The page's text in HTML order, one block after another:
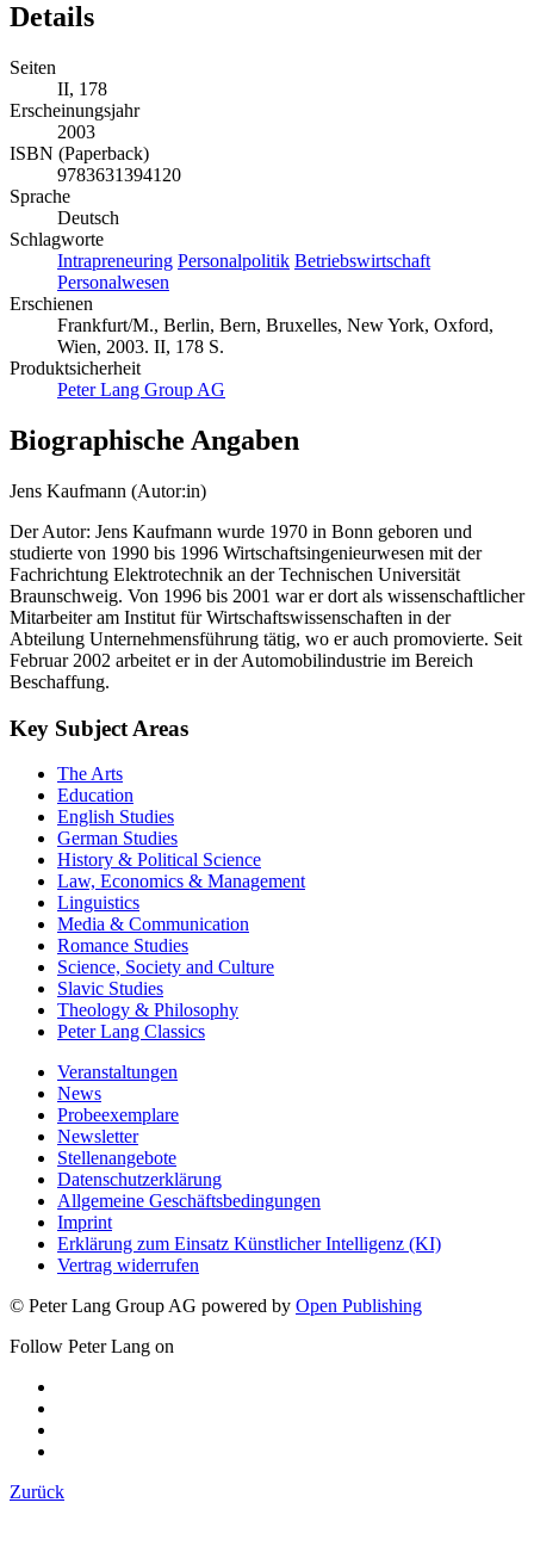
Details
Seiten
II, 178
Erscheinungsjahr
2003
ISBN (Paperback)
9783631394120
Sprache
Deutsch
Schlagworte
Intrapreneuring Personalpolitik Betriebswirtschaft
Personalwesen
Erschienen
Frankfurt/M., Berlin, Bern, Bruxelles, New York, Oxford,
Wien, 2003. II, 178 S.
Produktsicherheit
Peter Lang Group AG
Biographische Angaben
Jens Kaufmann (Autor:in)
Der Autor: Jens Kaufmann wurde 1970 in Bonn geboren und
studierte von 1990 bis 1996 Wirtschaftsingenieurwesen mit der
Fachrichtung Elektrotechnik an der Technischen Universität
Braunschweig. Von 1996 bis 2001 war er dort als wissenschaftlicher
Mitarbeiter am Institut für Wirtschaftswissenschaften in der
Abteilung Unternehmensführung tätig, wo er auch promovierte. Seit
Februar 2002 arbeitet er in der Automobilindustrie im Bereich
Beschaffung.
Key Subject Areas
The Arts
Education
English Studies
German Studies
History & Political Science
Law, Economics & Management
Linguistics
Media & Communication
Romance Studies
Science, Society and Culture
Slavic Studies
Theology & Philosophy
Peter Lang Classics
Veranstaltungen
News
Probeexemplare
Newsletter
Stellenangebote
Datenschutzerklärung
Allgemeine Geschäftsbedingungen
Imprint
Erklärung zum Einsatz Künstlicher Intelligenz (KI)
Vertrag widerrufen
© Peter Lang Group AG powered by Open Publishing
Follow Peter Lang on
Zurück